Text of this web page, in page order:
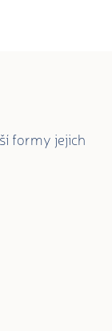
formy jejich